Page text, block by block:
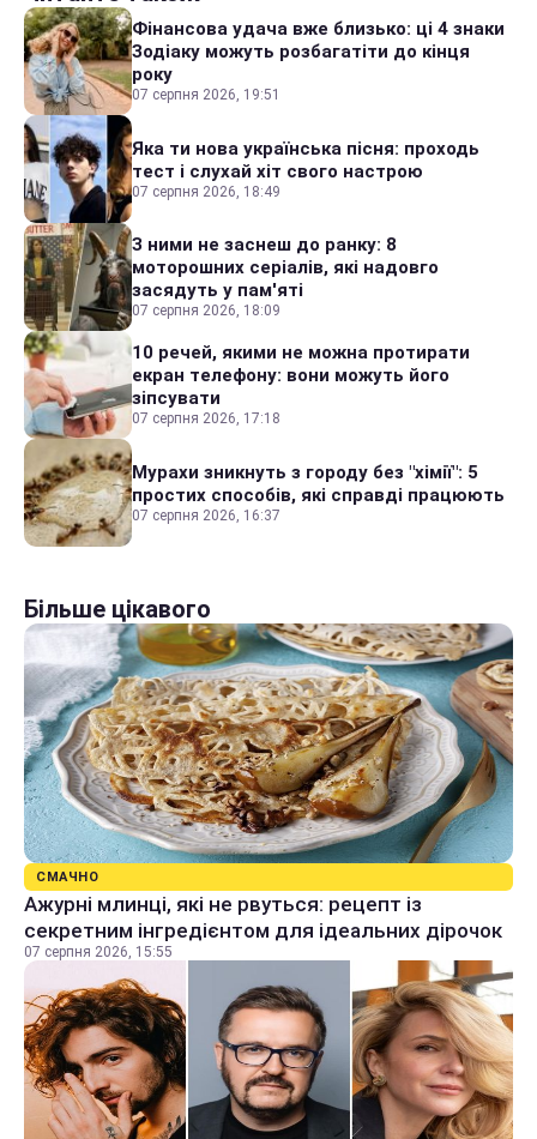
Фінансова удача вже близько: ці 4 знаки
Зодіаку можуть розбагатіти до кінця
року
07 серпня 2026, 19:51
Яка ти нова українська пісня: проходь
тест і слухай хіт свого настрою
07 серпня 2026, 18:49
З ними не заснеш до ранку: 8
моторошних серіалів, які надовго
засядуть у пам'яті
07 серпня 2026, 18:09
10 речей, якими не можна протирати
екран телефону: вони можуть його
зіпсувати
07 серпня 2026, 17:18
Мурахи зникнуть з городу без "хімії": 5
простих способів, які справді працюють
07 серпня 2026, 16:37
Більше цікавого
СМАЧНО
Ажурні млинці, які не рвуться: рецепт із
секретним інгредієнтом для ідеальних дірочок
07 серпня 2026, 15:55